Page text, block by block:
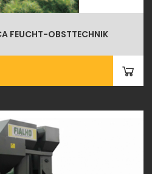
FEUCHT-OBSTTECHNIK